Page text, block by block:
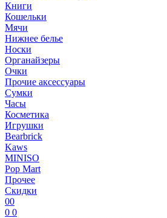
Книги
Кошельки
Мячи
Нижнее белье
Носки
Органайзеры
Очки
Прочие аксессуары
Сумки
Часы
Косметика
Игрушки
Bearbrick
Kaws
MINISO
Pop Mart
Прочее
Скидки
00
0 0